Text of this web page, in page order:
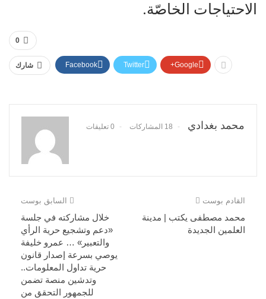
الاحتياجات الخاصّة.
0
شارك Facebook Twitter Google+
محمد بغدادي 18 المشاركات 0 تعليقات
السابق بوست
خلال مشاركته في جلسة
«دعم وتشجيع حرية الرأي
والتعبير» … عمرو خليفة
يوصي بسرعة إصدار قانون
حرية تداول المعلومات..
وتدشين منصة تضمن
للجمهور التحقق من
القادم بوست
محمد مصطفى يكتب | مدينة
العلمين الجديدة